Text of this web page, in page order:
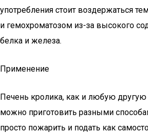
употребления стоит воздержаться
и гемохроматозом из-за высокого
белка и железа.
Применение
Печень кролика, как и любую другую
можно приготовить разными
просто пожарить и подать как